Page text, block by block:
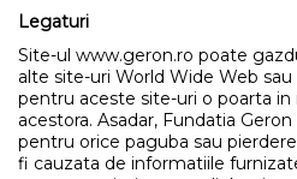
Legaturi
Site-ul www.geron.ro poate
alte site-uri World Wide Web
pentru aceste site-uri o poarta
acestora. Asadar, Fundatia
pentru orice paguba sau
fi cauzata de informatiile